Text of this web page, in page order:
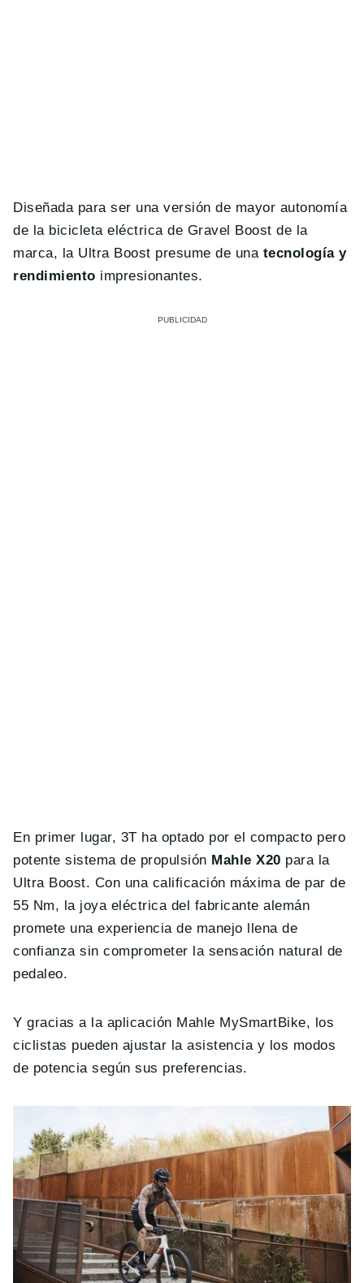
Diseñada para ser una versión de mayor autonomía
de la bicicleta eléctrica de Gravel Boost de la
marca, la Ultra Boost presume de una tecnología y
rendimiento impresionantes.
En primer lugar, 3T ha optado por el compacto pero
potente sistema de propulsión Mahle X20 para la
Ultra Boost. Con una calificación máxima de par de
55 Nm, la joya eléctrica del fabricante alemán
promete una experiencia de manejo llena de
confianza sin comprometer la sensación natural de
pedaleo.
Y gracias a la aplicación Mahle MySmartBike, los
ciclistas pueden ajustar la asistencia y los modos
de potencia según sus preferencias.